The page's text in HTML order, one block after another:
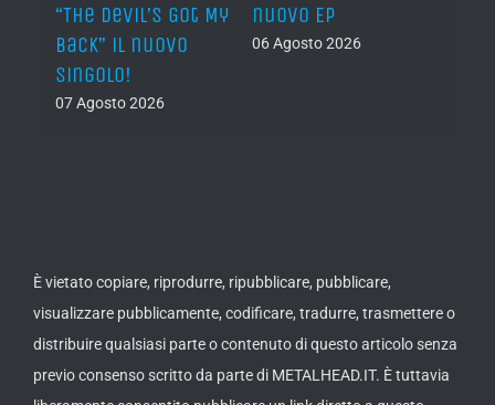
“The Devil’s Got My
Back” il nuovo
singolo!
07 Agosto 2026
nuovo EP
06 Agosto 2026
È vietato copiare, riprodurre, ripubblicare, pubblicare,
visualizzare pubblicamente, codificare, tradurre, trasmettere o
distribuire qualsiasi parte o contenuto di questo articolo senza
previo consenso scritto da parte di METALHEAD.IT. È tuttavia